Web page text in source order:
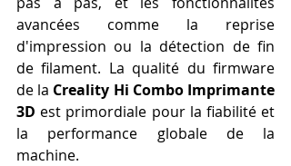
avancées comme la reprise
d'impression ou la détection de fin
de filament. La qualité du firmware
de la Creality Hi Combo Imprimante
3D est primordiale pour la fiabilité et
la performance globale de la
machine.